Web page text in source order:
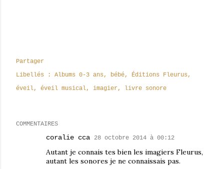
Partager
Libellés :
Albums 0-3 ans bébé
Éditions Fleurus
éveil
éveil musical imagier livre sonore
COMMENTAIRES
coralie cca 28 octobre 2014 à 00:12
Autant je connais tes bien les imagiers Fleurus,
autant les sonores je ne connaissais pas.